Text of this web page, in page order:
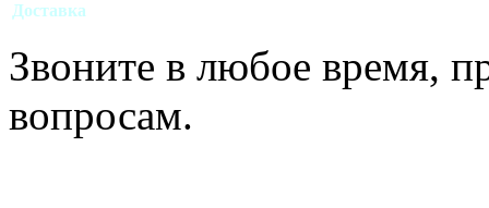
Доставка
Звоните в любое время,
вопросам.